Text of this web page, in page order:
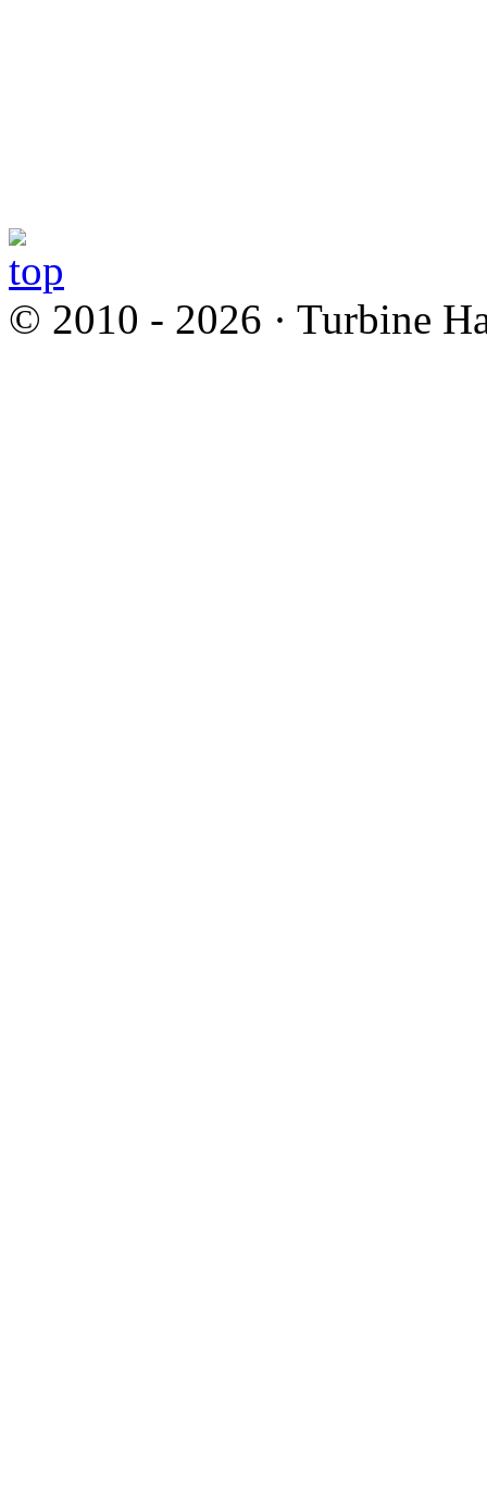
© 2010 - 2026 · Turbine